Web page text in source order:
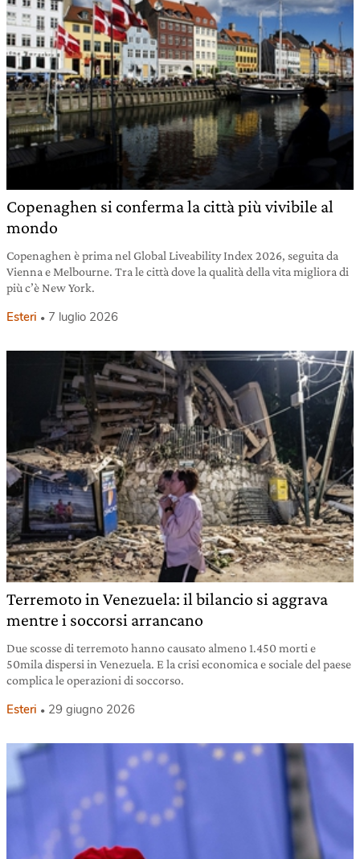
Copenaghen si conferma la città più vivibile al
mondo
Copenaghen è prima nel Global Liveability Index 2026, seguita da
Vienna e Melbourne. Tra le città dove la qualità della vita migliora di
più c’è New York.
Esteri 7 luglio 2026
Terremoto in Venezuela: il bilancio si aggrava
mentre i soccorsi arrancano
Due scosse di terremoto hanno causato almeno 1.450 morti e
50mila dispersi in Venezuela. E la crisi economica e sociale del paese
complica le operazioni di soccorso.
Esteri 29 giugno 2026